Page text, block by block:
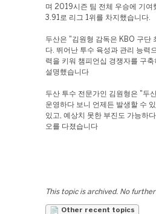
며 2019시즌 팀 전체 우승에 기여
3.91로 리그 1위를 차지했습니다.
두산은 "김원형 감독은 KBO 구단
다. 뛰어난 투수 육성과 관리 능력
력을 키워 챔피언십 경쟁자를 구
설명했습니다
두산 투수 전문가인 김원형은 "두
운영하다 보니 언제든 발생할 수
있고, 예상치 못한 부진도 가능하
오를 다졌습니다
This topic is archived. No
Other recent topics